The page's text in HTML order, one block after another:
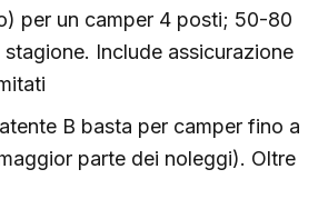
per un camper 4 posti; 50-80
stagione. Include assicurazione
B basta per camper fino a
parte dei noleggi). Oltre